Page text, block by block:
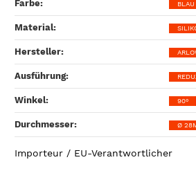
Farbe‍: BLAU
Material‍:
Hersteller‍:
Ausführung‍:
Winkel‍: 90°
Durchmesser‍: Ø
Importeur / EU-Verantwortlicher